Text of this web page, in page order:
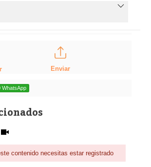
Enviar
WhatsApp
contenido necesitas estar registrado